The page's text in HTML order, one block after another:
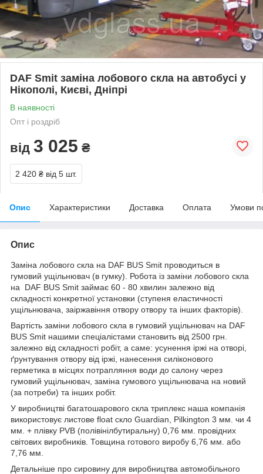
DAF Smit заміна лобового скла на автобусі у
Нікополі, Києві, Дніпрі
В наявності
Опт і роздріб
від 3 025 ₴
2 420 ₴ від 5 шт.
Опис Характеристики Доставка Оплата Умови
Опис
Заміна лобового скла на DAF BUS Smit проводиться в
гумовий ущільнювач (в гумку). Робота із заміни лобового скла
на DAF BUS Smit займає 60 - 80 хвилин залежно від
складності конкретної установки (ступеня еластичності
ущільнювача, заіржавіння отвору отвору та інших факторів).
Вартість заміни лобового скла в гумовий ущільнювач на DAF
BUS Smit нашими спеціалістами становить від 2500 грн.
залежно від складності робіт, а саме: усунення іржі на отворі,
ґрунтування отвору від іржі, нанесення силіконового
герметика в місцях потрапляння води до салону через
гумовий ущільнювач, заміна гумового ущільнювача на новий
(за потреби) та інших робіт.
У виробництві багатошарового скла триплекс наша компанія
використовує листове float скло Guardian, Pilkington 3 мм. чи 4
мм. + плівку PVB (полівінілбутиральну) 0,76 мм. провідних
світових виробників. Товщина готового виробу 6,76 мм. або
7,76 мм.
Детальніше про сировину для виробництва автомобільного